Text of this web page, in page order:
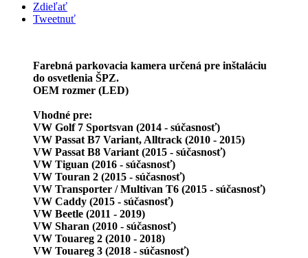
Zdieľať
Tweetnuť
Farebná parkovacia kamera určená pre inštaláciu
do osvetlenia ŠPZ.
OEM rozmer (LED)
Vhodné pre:
VW Golf 7 Sportsvan (2014 - súčasnosť)
VW Passat B7 Variant, Alltrack (2010 - 2015)
VW Passat B8 Variant (2015 - súčasnosť)
VW Tiguan (2016 - súčasnosť)
VW Touran 2 (2015 - súčasnosť)
VW Transporter / Multivan T6 (2015 - súčasnosť)
VW Caddy (2015 - súčasnosť)
VW Beetle (2011 - 2019)
VW Sharan (2010 - súčasnosť)
VW Touareg 2 (2010 - 2018)
VW Touareg 3 (2018 - súčasnosť)